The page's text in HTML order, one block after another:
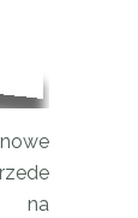
na